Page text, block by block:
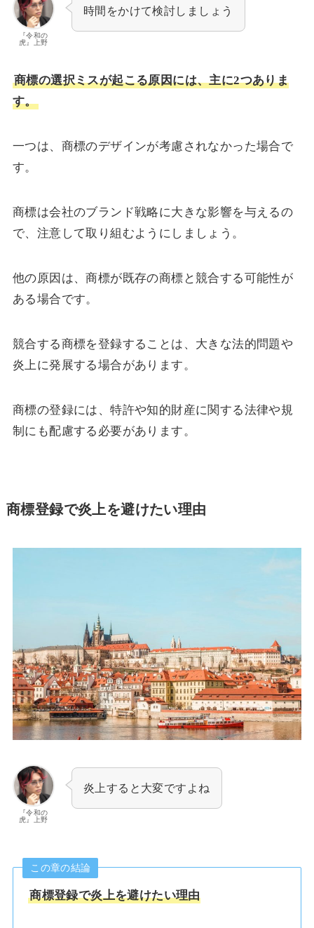
『令和の
虎』上野
時間をかけて検討しましょう
商標の選択ミスが起こる原因には、主に2つありま
す。
一つは、商標のデザインが考慮されなかった場合で
す。
商標は会社のブランド戦略に大きな影響を与えるの
で、注意して取り組むようにしましょう。
他の原因は、商標が既存の商標と競合する可能性が
ある場合です。
競合する商標を登録することは、大きな法的問題や
炎上に発展する場合があります。
商標の登録には、特許や知的財産に関する法律や規
制にも配慮する必要があります。
商標登録で炎上を避けたい理由
『令和の
虎』上野
炎上すると大変ですよね
この章の結論
商標登録で炎上を避けたい理由